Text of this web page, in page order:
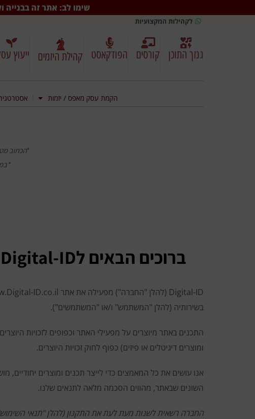
שימו לב: אתר זה בבנייה
לקהילות המקצועיות
גנזך התוכן קורסים הפודקאסט קהילת היזמים ייעוץ
הקמת עסק מאפס / יזמות
*הכתוב
*במידה
בשירותיה (להלן "המשתמש" ו/או "המשתמשים").
התכנים באתר מיוצרים על מפעילי האתר וכפופים לזכויות
ומוצרים דיגיטלים או פיזים) כפוף לחוק זכויות היוצרים.
אנו עושים את כל המאמצים כדי לייצר תכנים ומוצרים
השונים שבאתר, מהווים הסכמה מלאה לתנאים שלנו.
החברה רשאית לשנות מעת לעת את התקנון (להלן "תנאי